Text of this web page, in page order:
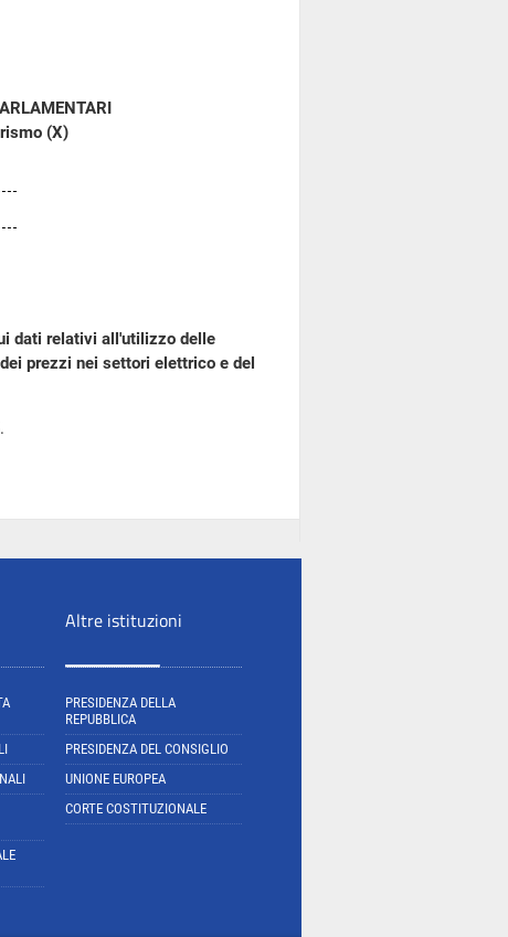
(X)
dati relativi all'utilizzo delle
prezzi nei settori elettrico e del
Altre istituzioni
PRESIDENZA DELLA
REPUBBLICA
PRESIDENZA DEL CONSIGLIO
UNIONE EUROPEA
CORTE COSTITUZIONALE